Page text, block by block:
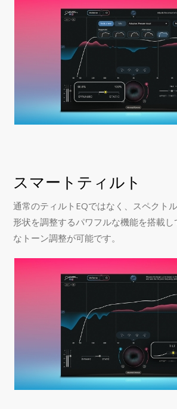
スマートティルト
通常のティルトEQではなく、スペクト
形状を調整するパワフルな機能を搭載
なトーン調整が可能です。